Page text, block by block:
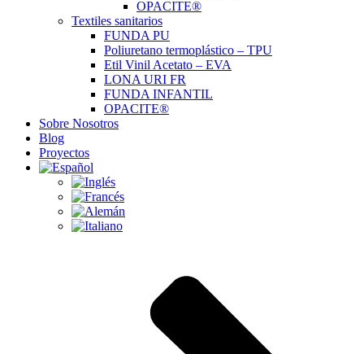
OPACITE®
Textiles sanitarios
FUNDA PU
Poliuretano termoplástico – TPU
Etil Vinil Acetato – EVA
LONA URI FR
FUNDA INFANTIL
OPACITE®
Sobre Nosotros
Blog
Proyectos